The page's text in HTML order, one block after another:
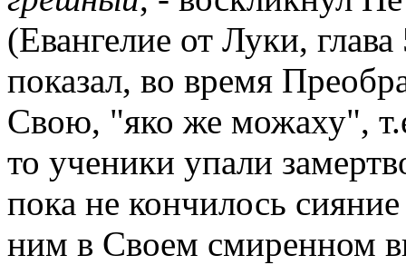
(Евангелие от Луки,
показал, во время
Свою, "яко же можаху",
то ученики упали
пока не кончилось
ним в Своем смиренном